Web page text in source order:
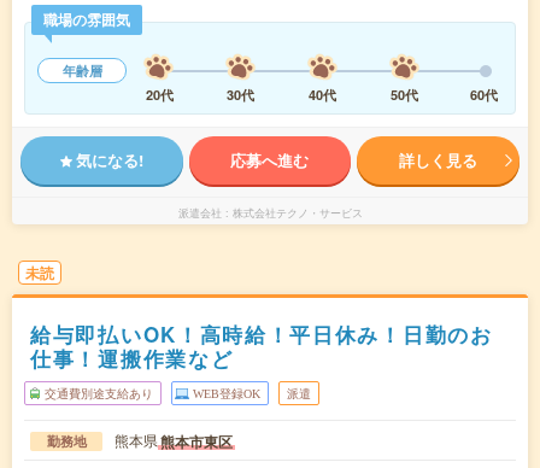
職場の雰囲気
年齢層
20代
30代 40代 50代 60代
気になる! 応募へ進む 詳しく見る
派遣会社 株式会社テクノ・サービス
未読
給与即払いOK！高時給！平日休み！日勤のお
仕事！運搬作業など
交通費別途支給あり WEB登録OK 派遣
勤務地 熊本県熊本市東区